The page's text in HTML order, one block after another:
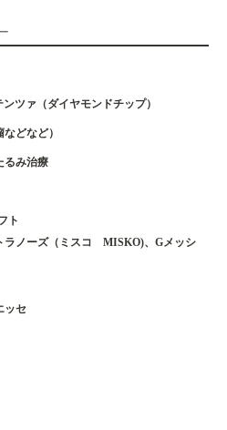
ツァ（ダイヤモンドチップ）
どなど）
るみ治療
ト
ラノーズ（ミスコ MISKO)、Gメッシ
ッセ